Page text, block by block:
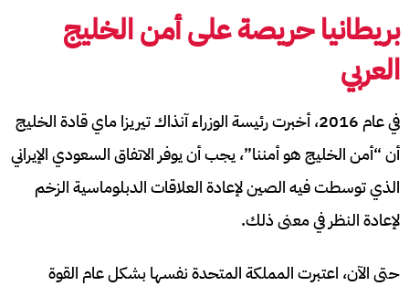
بريطانيا حريصة على أمن الخليج
العربي
في عام 2016، أخبرت رئيسة الوزراء آنذاك تيريزا ماي قادة الخليج
أن “أمن الخليج هو أمننا”، يجب أن يوفر الاتفاق السعودي الإيراني
الذي توسطت فيه الصين لإعادة العلاقات الدبلوماسية الزخم
لإعادة النظر في معنى ذلك.
حتى الآن، اعتبرت المملكة المتحدة نفسها بشكل عام القوة